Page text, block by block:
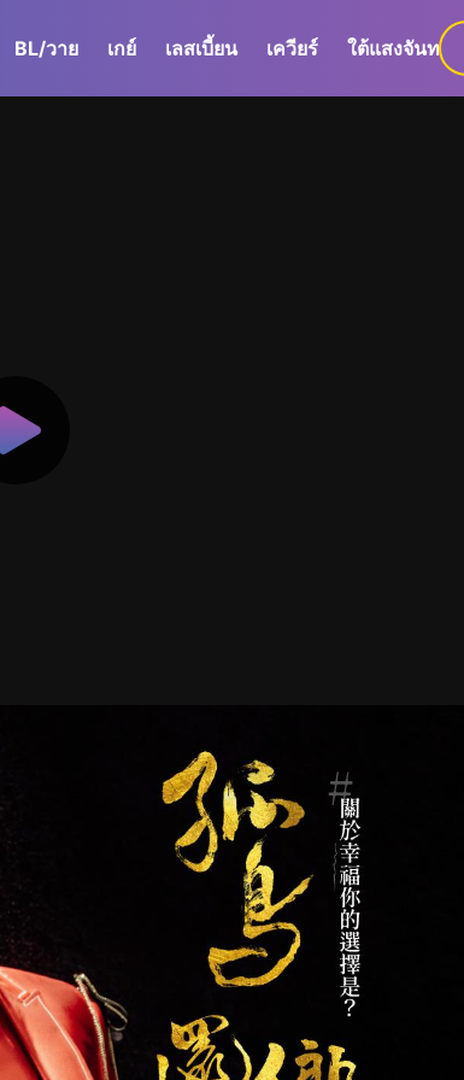
BL/วาย เกย์ เลสเบี้ยน เควียร์ ใต้แสงจันทร์